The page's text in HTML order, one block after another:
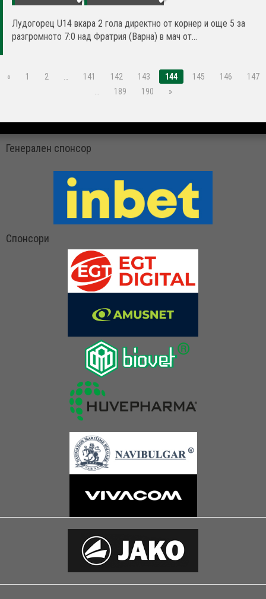
Лудогорец U14 вкара 2 гола директно от корнер и още 5 за
разгромното 7:0 над Фратрия (Варна) в мач от...
« 1 2 … 141 142 143 144 145 146
147
…
189 190 »
Генерален спонсор
Спонсори